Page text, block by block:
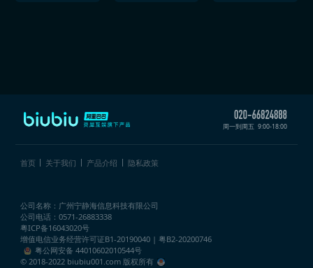
周一到周五 9:00-18:00
首页 关于我们 产品介绍 隐私政策
公司名称：广州宁静海信息科技有限公司
公司电话：0571-26883338
粤ICP备16043020号
增值电信业务经营许可证B1-20190040 | 粤B2-20200746
粤公网安备 44010602010544号
© 2018-2022 biubiu001.com 版权所有